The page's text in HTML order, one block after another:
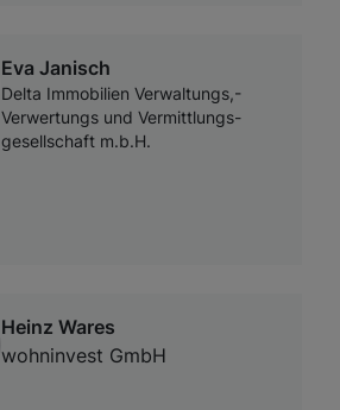
Eva Janisch
Delta Immobilien Verwaltungs,-
Verwertungs und Vermittlungs-
gesellschaft m.b.H.
Heinz Wares
wohninvest GmbH